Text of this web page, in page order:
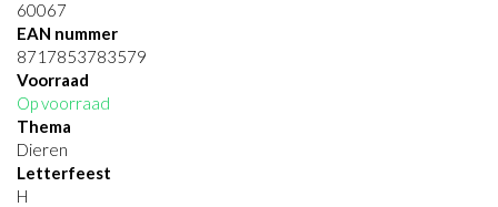
60067
EAN nummer
8717853783579
Voorraad
Op voorraad
Thema
Dieren
Letterfeest
H